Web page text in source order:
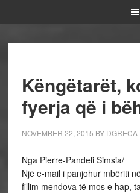
Këngëtarët,
fyerja që i
NOVEMBER 22, 2015 BY DGRECA
Nga Pierre-Pandeli Simsia/
Një e-mail i panjohur mbëriti
fillim mendova të mos e hap,